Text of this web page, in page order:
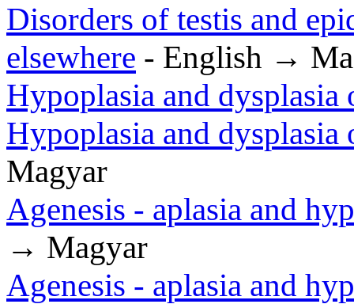
Disorders of testis and
elsewhere - English →
Hypoplasia and dysplasia
Hypoplasia and dysplasia
Magyar
Agenesis - aplasia and
→ Magyar
Agenesis - aplasia and